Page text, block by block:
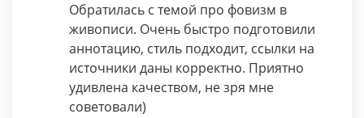
Обратилась с темой про фовизм в
живописи. Очень быстро подготовили
аннотацию, стиль подходит, ссылки на
источники даны корректно. Приятно
удивлена качеством, не зря мне
советовали)